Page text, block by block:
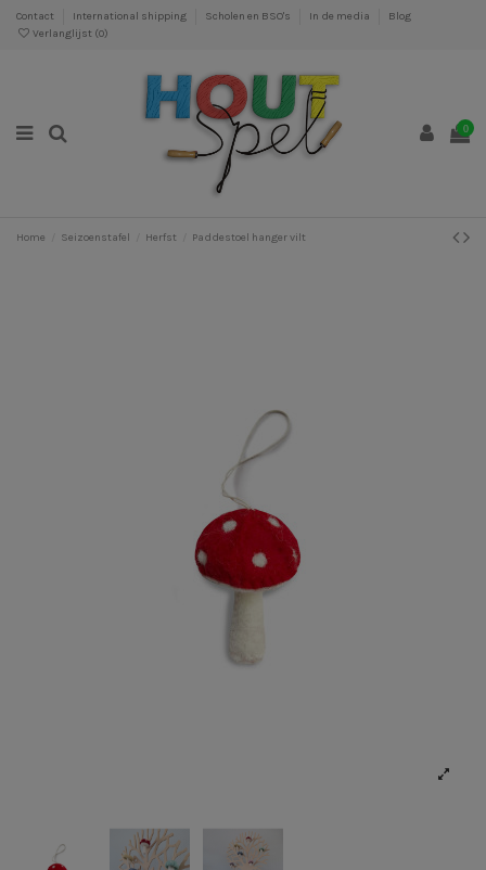
Contact International shipping Scholen en BSO's In de media
Blog
Verlanglijst (0)
0
Home Seizoenstafel Herfst Paddestoel hanger vilt